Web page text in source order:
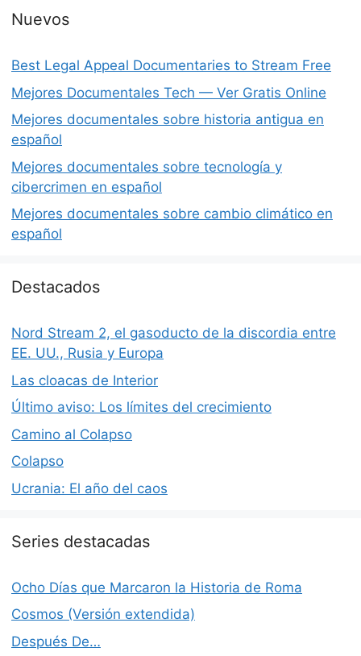
Nuevos
Best Legal Appeal Documentaries to Stream Free
Mejores Documentales Tech — Ver Gratis Online
Mejores documentales sobre historia antigua en
español
Mejores documentales sobre tecnología y
cibercrimen en español
Mejores documentales sobre cambio climático en
español
Destacados
Nord Stream 2, el gasoducto de la discordia entre
EE. UU., Rusia y Europa
Las cloacas de Interior
Último aviso: Los límites del crecimiento
Camino al Colapso
Colapso
Ucrania: El año del caos
Series destacadas
Ocho Días que Marcaron la Historia de Roma
Cosmos (Versión extendida)
Después De…